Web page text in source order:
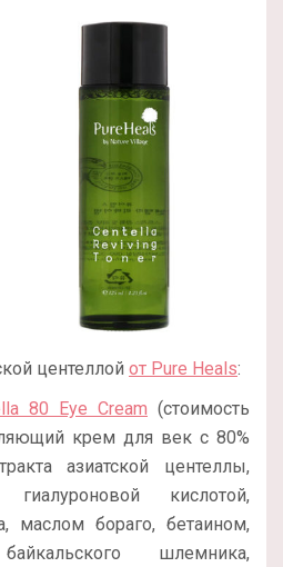
центеллой от Pure Heals:
80 Eye Cream (стоимость
крем для век с 80%
азиатской центеллы,
гиалуроновой кислотой,
маслом бораго, бетаином,
шлемника,